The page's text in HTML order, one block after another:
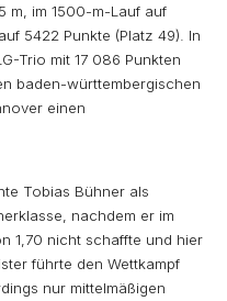
m, im 1500-m-Lauf auf
5422 Punkte (Platz 49). In
Trio mit 17 086 Punkten
baden-württembergischen
einen
Tobias Bühner als
nachdem er im
1,70 nicht schaffte und hier
führte den Wettkampf
nur mittelmäßigen